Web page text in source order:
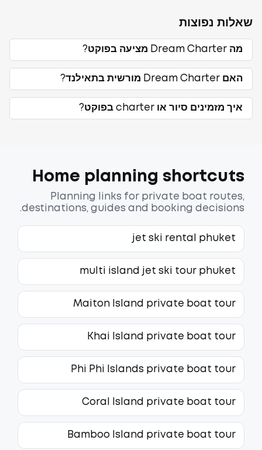
שאלות נפוצות
מה Dream Charter מציעה בפוקט?
האם Dream Charter מורשית בתאילנד?
איך מזמינים סיור או charter בפוקט?
Home planning shortcuts
Planning links for private boat routes,
destinations, guides and booking decisions.
jet ski rental phuket
multi island jet ski tour phuket
Maiton Island private boat tour
Khai Island private boat tour
Phi Phi Islands private boat tour
Coral Island private boat tour
Bamboo Island private boat tour